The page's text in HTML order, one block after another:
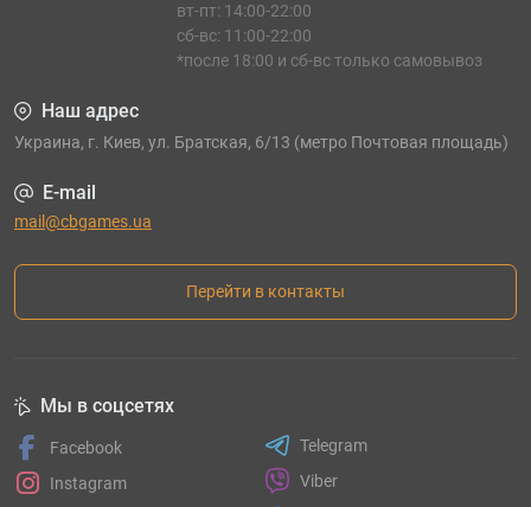
вт-пт: 14:00-22:00
сб-вс: 11:00-22:00
*после 18:00 и сб-вс только самовывоз
Наш адрес
Украина, г. Киев, ул. Братская, 6/13 (метро Почтовая площадь)
E-mail
mail@cbgames.ua
Перейти в контакты
Мы в соцсетях
Facebook
Instagram
Telegram
Viber